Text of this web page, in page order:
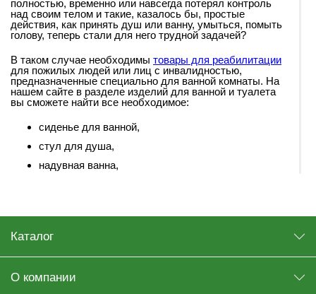
полностью, временно или навсегда потерял контроль
над своим телом и такие, казалось бы, простые
действия, как принять душ или ванну, умыться, помыть
голову, теперь стали для него трудной задачей?
В таком случае необходимы товары для реабилитации
для пожилых людей или лиц с инвалидностью,
предназначенные специально для ванной комнаты. На
нашем сайте в разделе изделий для ванной и туалета
вы сможете найти все необходимое:
сиденье для ванной,
стул для душа,
надувная ванна,
ступеньки для ванной и т.п.
Каталог
О компании